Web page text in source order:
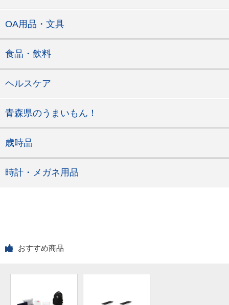
OA用品・文具
食品・飲料
ヘルスケア
青森県のうまいもん！
歳時品
時計・メガネ用品
おすすめ商品